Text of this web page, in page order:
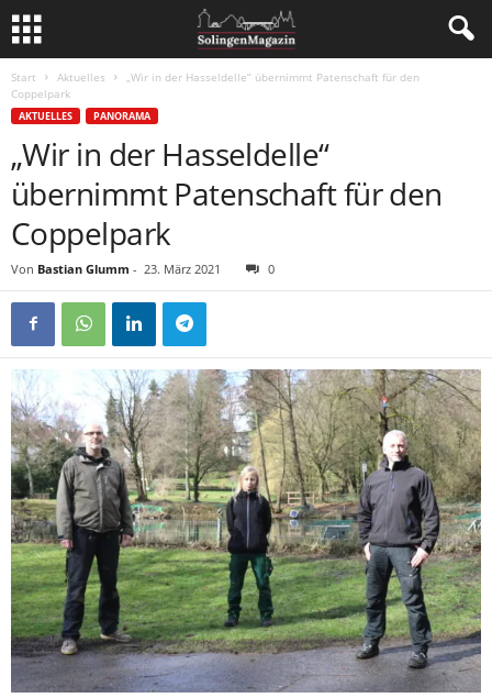
Start Aktuelles
„Wir in der Hasseldelle“ übernimmt Patenschaft für den
Coppelpark
AKTUELLES PANORAMA
„Wir in der Hasseldelle“
übernimmt Patenschaft für den
Coppelpark
Von Bastian Glumm - 23. März 2021 0